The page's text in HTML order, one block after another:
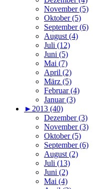
November (5)
Oktober (5)
September (6)
August (4)
Juli (12)
Juni (5)
Mai (7)
April (2)
März (5)
Februar (4)
Januar (3)
►2013 (40)
Dezember (3)
November (3)
Oktober (5)
September (6)
August (2)
Juli (13)
Juni (2)
Mai (4)